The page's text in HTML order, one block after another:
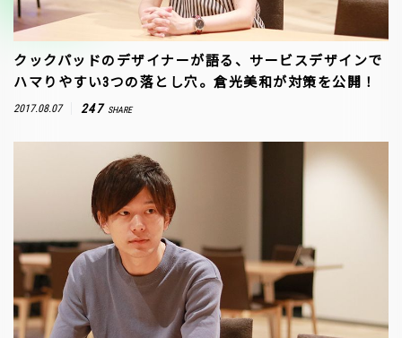
クックパッドのデザイナーが語る、サービスデザインで
ハマりやすい3つの落とし穴。倉光美和が対策を公開！
2017.08.07 247 SHARE